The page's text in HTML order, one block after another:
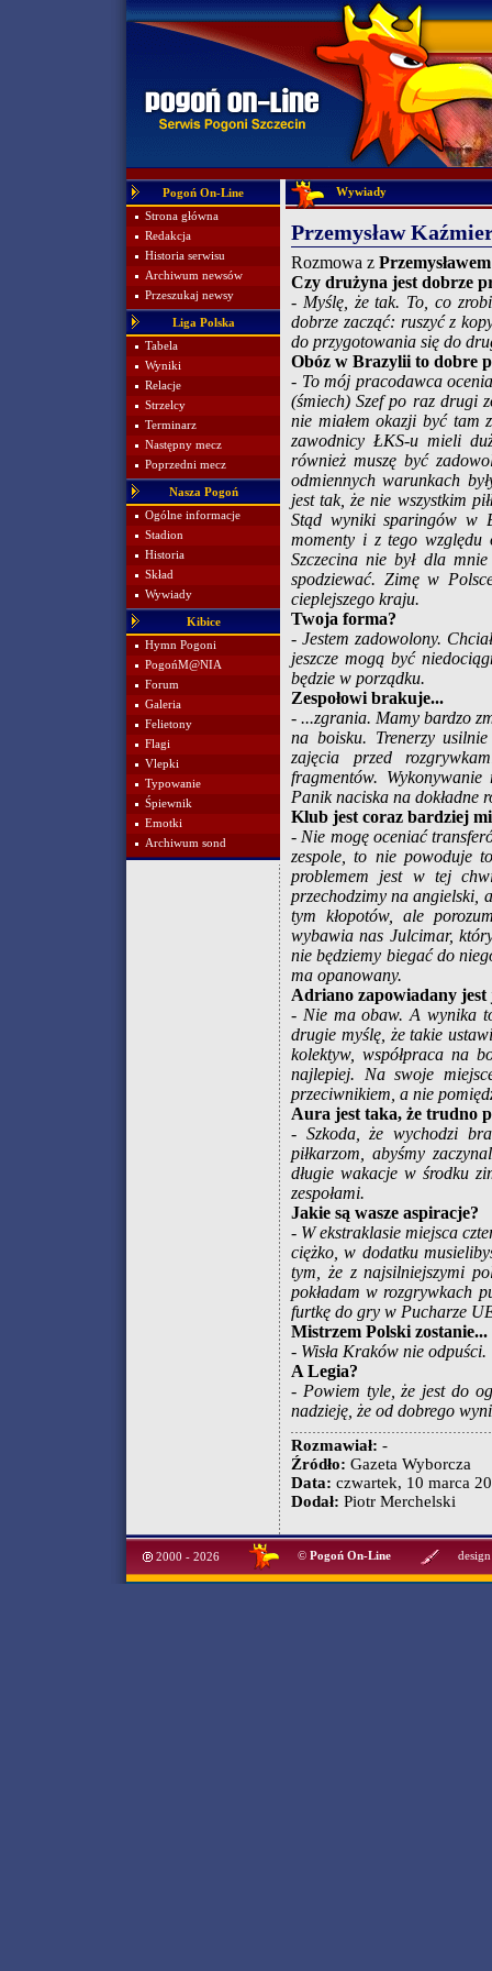
Pogoń On-Line
Strona główna
Redakcja
Historia serwisu
Archiwum newsów
Przeszukaj newsy
Liga Polska
Tabela
Wyniki
Relacje
Strzelcy
Terminarz
Następny mecz
Poprzedni mecz
Nasza Pogoń
Ogólne informacje
Stadion
Historia
Skład
Wywiady
Kibice
Hymn Pogoni
PogońM@NIA
Forum
Galeria
Felietony
Flagi
Vlepki
Typowanie
Śpiewnik
Emotki
Archiwum sond
Wywiady
Przemysław
Rozmowa z
Czy drużyna jest dobrze
- Myślę, że tak. To, co
dobrze zacząć: ruszyć z
do przygotowania się do
Obóz w Brazylii to dobre
- To mój pracodawca
(śmiech) Szef po raz drugi
nie miałem okazji być tam
zawodnicy ŁKS-u mieli
również muszę być
odmiennych warunkach
jest tak, że nie wszystkim
Stąd wyniki sparingów w
momenty i z tego względu
Szczecina nie był dla
spodziewać. Zimę w
cieplejszego kraju.
Twoja forma?
- Jestem zadowolony.
jeszcze mogą być
będzie w porządku.
Zespołowi brakuje...
- ...zgrania. Mamy bardzo
na boisku. Trenerzy
zajęcia przed
fragmentów.
Panik naciska na dokładne
Klub jest coraz bardziej
- Nie mogę oceniać
zespole, to nie powoduje
problemem jest w tej
przechodzimy na angielski,
tym kłopotów, ale
wybawia nas Julcimar,
nie będziemy biegać do
ma opanowany.
Adriano zapowiadany
- Nie ma obaw. A wynika
drugie myślę, że takie
kolektyw, współpraca na
najlepiej. Na swoje
przeciwnikiem, a nie
Aura jest taka, że trudno
- Szkoda, że wychodzi
piłkarzom, abyśmy
długie wakacje w środku
zespołami.
Jakie są wasze aspiracje?
- W ekstraklasie miejsca
ciężko, w dodatku
tym, że z najsilniejszymi
pokładam w rozgrywkach
furtkę do gry w Pucharze
Mistrzem Polski zostanie...
- Wisła Kraków nie
A Legia?
- Powiem tyle, że jest do
nadzieję, że od dobrego
Rozmawiał: -
Źródło: Gazeta Wyborcza
Data: czwartek, 10 marca
Dodał: Piotr Merchelski
2000 - 2026 © Pogoń On-Line